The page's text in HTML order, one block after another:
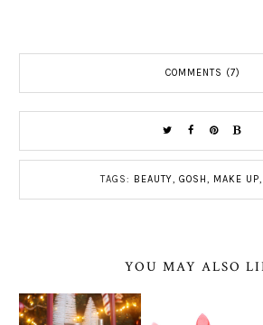
COMMENTS (7)
TAGS: BEAUTY, GOSH, MAKE UP,
YOU MAY ALSO